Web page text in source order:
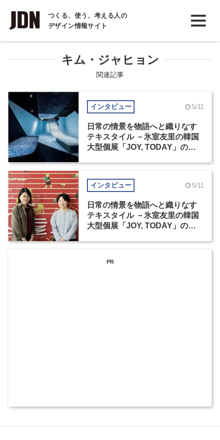
つくる、使う、考える人の
デザイン情報サイト
INTERVIEW
インタビュー
REPORT
COLUMN
コラム
キム・ジャヒョン
関連記事
インタビュー 5/11
日常の情景を物語へと織りなす
テキスタイル －氷室友里の韓国
大型個展「JOY, TODAY」の舞
インタビュー 5/11
日常の情景を物語へと織りなす
テキスタイル －氷室友里の韓国
大型個展「JOY, TODAY」の舞
PR